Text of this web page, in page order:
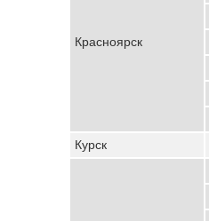
Красноярск
Курск